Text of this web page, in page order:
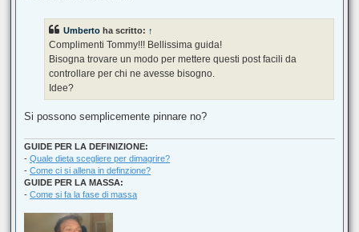
Umberto ha scritto: ↑
Complimenti Tommy!!! Bellissima guida!
Bisogna trovare un modo per mettere questi post facili da
controllare per chi ne avesse bisogno.
Idee?
Si possono semplicemente pinnare no?
GUIDE PER LA DEFINIZIONE:
- Quale dieta scegliere per dimagrire?
- Come ci si allena in definzione?
GUIDE PER LA MASSA:
- Come si fa la fase di massa